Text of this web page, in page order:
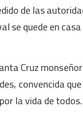
de las
se quede en
Cruz
convencida
la vida de todos.